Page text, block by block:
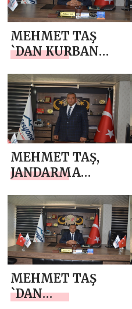
MEHMET TAŞ
`DAN KURBAN
MEHMET TAŞ,
JANDARMA
KURULUŞ
YILDÖNÜMÜNÜ
KUTLADI
MEHMET TAŞ
`DAN